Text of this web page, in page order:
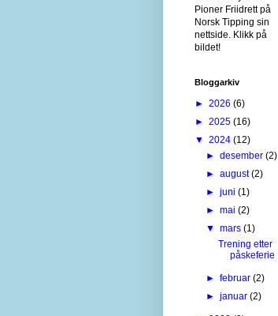
Pioner Friidrett på
Norsk Tipping sin
nettside. Klikk på
bildet!
Bloggarkiv
► 2026 (6)
► 2025 (16)
▼ 2024 (12)
►desember(2)
►august(2)
►juni(1)
►mai(2)
▼mars(1)
Trening etter
påskeferie
►februar(2)
►januar(2)